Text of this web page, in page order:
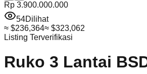
Rp 3.900.000.000
54Dilihat
≈ $236,364≈ $323,062
Listing Terverifikasi
Ruko 3 Lantai